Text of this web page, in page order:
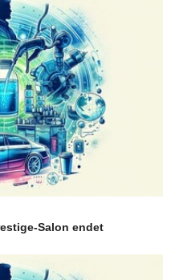
Salon endet